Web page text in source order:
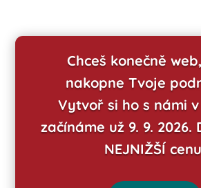
Chceš konečně
nakopne Tvoje
Vytvoř si ho s námi
začínáme už 9. 9. 2026.
NEJNIŽŠÍ